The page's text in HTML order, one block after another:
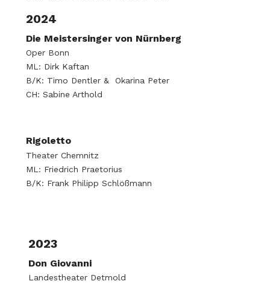
2024
Die Meistersinger von Nürnberg
Oper Bonn
ML: Dirk Kaftan
B/K: Timo Dentler & Okarina Peter
CH: Sabine Arthold
Rigoletto
Theater Chemnitz
ML: Friedrich Praetorius
B/K: Frank Philipp Schlößmann
2023
Don Giovanni
Landestheater Detmold